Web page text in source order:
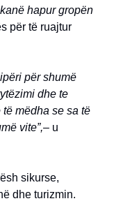
kanë hapur gropën
për të ruajtur
për shumë
dhe te
mëdha se sa të
vite”,– u
sikurse,
dhe turizmin.